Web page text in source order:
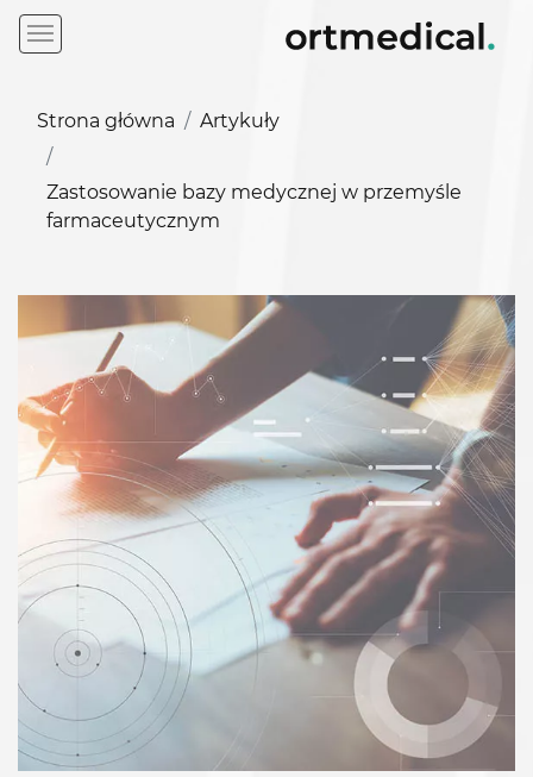
Strona główna Artykuły
Zastosowanie bazy medycznej w przemyśle
farmaceutycznym